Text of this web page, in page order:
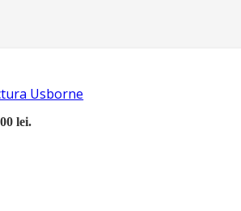
Usborne
lei.